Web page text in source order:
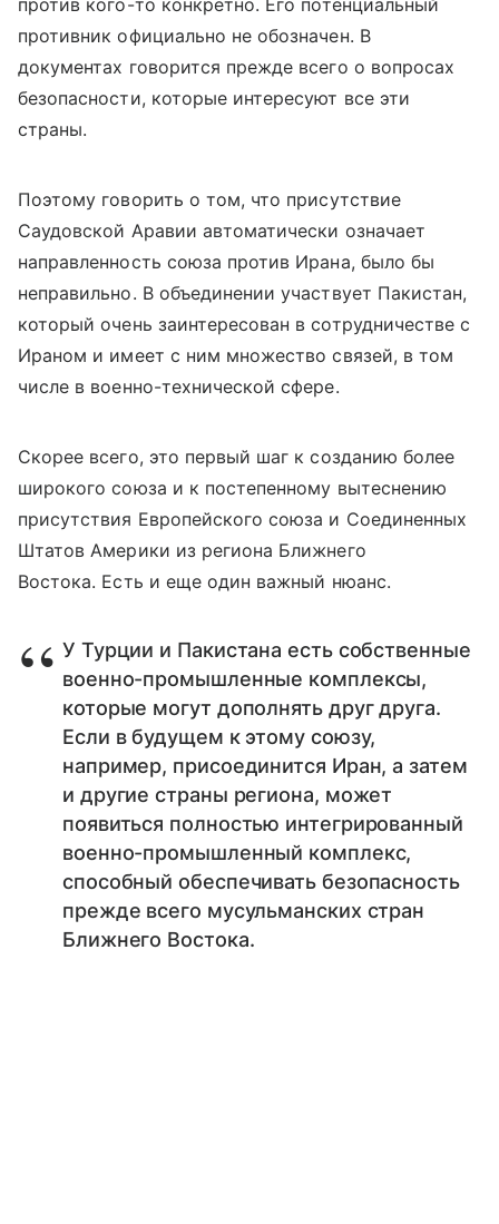
противник официально не обозначен. В
документах говорится прежде всего о вопросах
безопасности, которые интересуют все эти
страны.
Поэтому говорить о том, что присутствие
Саудовской Аравии автоматически означает
направленность союза против Ирана, было бы
неправильно. В объединении участвует Пакистан,
который очень заинтересован в сотрудничестве с
Ираном и имеет с ним множество связей, в том
числе в военно-технической сфере.
Скорее всего, это первый шаг к созданию более
широкого союза и к постепенному вытеснению
присутствия Европейского союза и Соединенных
Штатов Америки из региона Ближнего
Востока. Есть и еще один важный нюанс.
У Турции и Пакистана есть собственные
военно-промышленные комплексы,
которые могут дополнять друг друга.
Если в будущем к этому союзу,
например, присоединится Иран, а затем
и другие страны региона, может
появиться полностью интегрированный
военно-промышленный комплекс,
способный обеспечивать безопасность
прежде всего мусульманских стран
Ближнего Востока.